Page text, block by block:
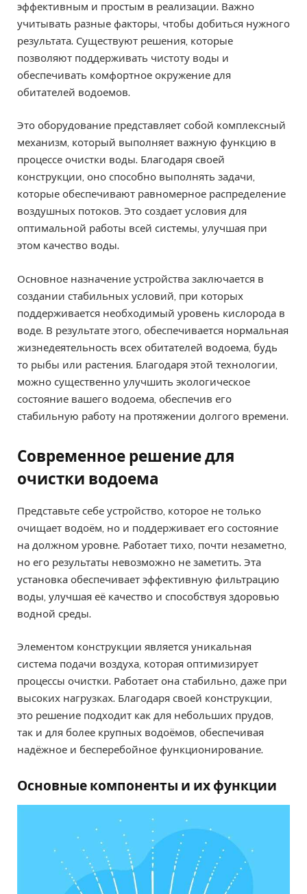
эффективным и простым в реализации. Важно
учитывать разные факторы, чтобы добиться нужного
результата. Существуют решения, которые
позволяют поддерживать чистоту воды и
обеспечивать комфортное окружение для
обитателей водоемов.
Это оборудование представляет собой комплексный
механизм, который выполняет важную функцию в
процессе очистки воды. Благодаря своей
конструкции, оно способно выполнять задачи,
которые обеспечивают равномерное распределение
воздушных потоков. Это создает условия для
оптимальной работы всей системы, улучшая при
этом качество воды.
Основное назначение устройства заключается в
создании стабильных условий, при которых
поддерживается необходимый уровень кислорода в
воде. В результате этого, обеспечивается нормальная
жизнедеятельность всех обитателей водоема, будь
то рыбы или растения. Благодаря этой технологии,
можно существенно улучшить экологическое
состояние вашего водоема, обеспечив его
стабильную работу на протяжении долгого времени.
Современное решение для
очистки водоема
Представьте себе устройство, которое не только
очищает водоём, но и поддерживает его состояние
на должном уровне. Работает тихо, почти незаметно,
но его результаты невозможно не заметить. Эта
установка обеспечивает эффективную фильтрацию
воды, улучшая её качество и способствуя здоровью
водной среды.
Элементом конструкции является уникальная
система подачи воздуха, которая оптимизирует
процессы очистки. Работает она стабильно, даже при
высоких нагрузках. Благодаря своей конструкции,
это решение подходит как для небольших прудов,
так и для более крупных водоёмов, обеспечивая
надёжное и бесперебойное функционирование.
Основные компоненты и их функции